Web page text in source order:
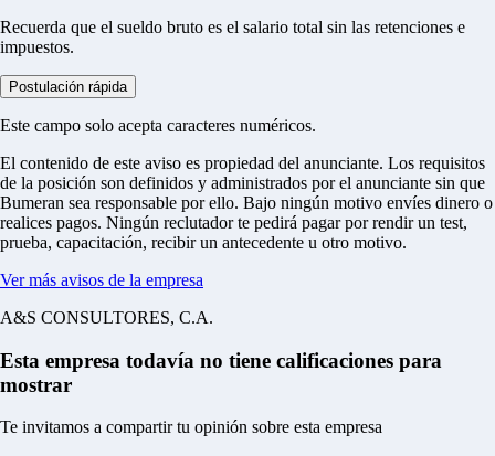
Recuerda que el sueldo bruto es el salario total sin las retenciones e
impuestos.
Postulación rápida
Este campo solo acepta caracteres numéricos.
El contenido de este aviso es propiedad del anunciante. Los requisitos
de la posición son definidos y administrados por el anunciante sin que
Bumeran sea responsable por ello. Bajo ningún motivo envíes dinero o
realices pagos. Ningún reclutador te pedirá pagar por rendir un test,
prueba, capacitación, recibir un antecedente u otro motivo.
Ver más avisos de la empresa
A&S CONSULTORES, C.A.
Esta empresa todavía no tiene calificaciones para
mostrar
Te invitamos a compartir tu opinión sobre esta empresa